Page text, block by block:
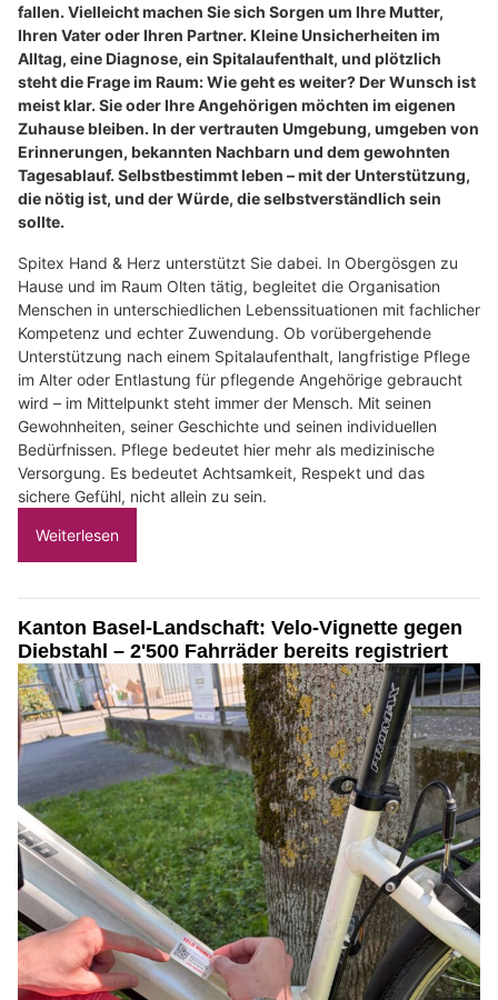
fallen. Vielleicht machen Sie sich Sorgen um Ihre Mutter,
Ihren Vater oder Ihren Partner. Kleine Unsicherheiten im
Alltag, eine Diagnose, ein Spitalaufenthalt, und plötzlich
steht die Frage im Raum: Wie geht es weiter? Der Wunsch ist
meist klar. Sie oder Ihre Angehörigen möchten im eigenen
Zuhause bleiben. In der vertrauten Umgebung, umgeben von
Erinnerungen, bekannten Nachbarn und dem gewohnten
Tagesablauf. Selbstbestimmt leben – mit der Unterstützung,
die nötig ist, und der Würde, die selbstverständlich sein
sollte.
Spitex Hand & Herz unterstützt Sie dabei. In Obergösgen zu
Hause und im Raum Olten tätig, begleitet die Organisation
Menschen in unterschiedlichen Lebenssituationen mit fachlicher
Kompetenz und echter Zuwendung. Ob vorübergehende
Unterstützung nach einem Spitalaufenthalt, langfristige Pflege
im Alter oder Entlastung für pflegende Angehörige gebraucht
wird – im Mittelpunkt steht immer der Mensch. Mit seinen
Gewohnheiten, seiner Geschichte und seinen individuellen
Bedürfnissen. Pflege bedeutet hier mehr als medizinische
Versorgung. Es bedeutet Achtsamkeit, Respekt und das
sichere Gefühl, nicht allein zu sein.
Weiterlesen
Kanton Basel-Landschaft: Velo-Vignette gegen
Diebstahl – 2'500 Fahrräder bereits registriert